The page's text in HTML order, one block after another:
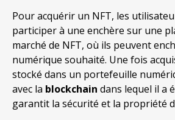
Pour acquérir un NFT, les
participer à une enchère sur une
marché de NFT, où ils peuvent
numérique souhaité. Une fois
stocké dans un portefeuille
avec la blockchain dans lequel il a
garantit la sécurité et la propriété